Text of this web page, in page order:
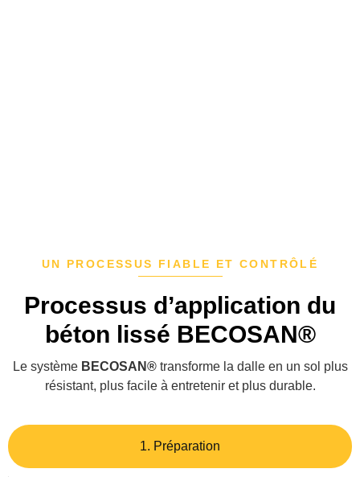
UN PROCESSUS FIABLE ET CONTRÔLÉ
Processus d’application du
béton lissé BECOSAN®
Le système BECOSAN®transforme la dalle en un sol plus
résistant, plus facile à entretenir et plus durable.
1. Préparation